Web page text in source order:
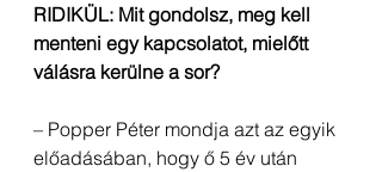
RIDIKÜL: Mit gondolsz, meg kell
menteni egy kapcsolatot, mielőtt
válásra kerülne a sor?
– Popper Péter mondja azt az egyik
előadásában, hogy ő 5 év után